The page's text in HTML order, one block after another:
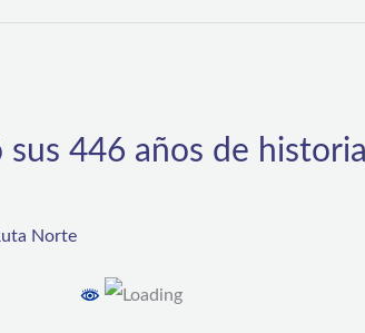
446 años de
Norte